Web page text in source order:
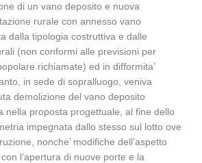
di un vano deposito e nuova
rurale con annesso vano
dalla tipologia costruttiva e dalle
(non conformi alle previsioni per
richiamate) ed in difformita’
in sede di sopralluogo, veniva
demolizione del vano deposito
nella proposta progettuale, al fine dello
impegnata dallo stesso sul lotto ove
nonche’ modifiche dell’aspetto
l’apertura di nuove porte e la